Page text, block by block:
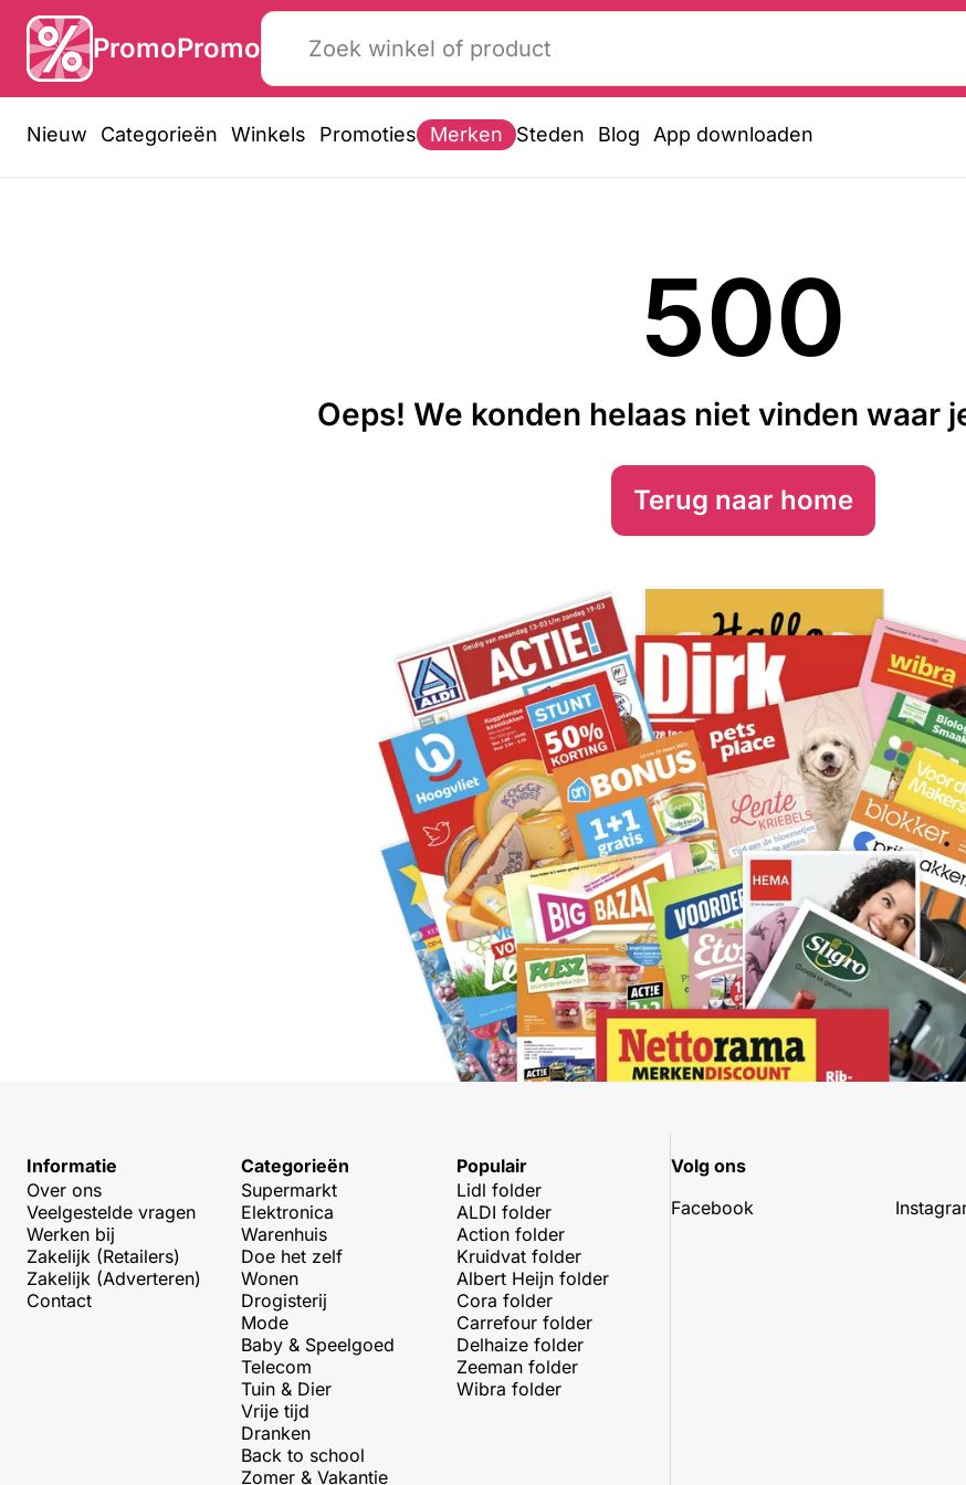
PromoPromo
Nieuw Categorieën Winkels Promoties Merken Steden Blog App downloaden
500
Oeps! We konden helaas niet vinden waar
Terug naar home
Informatie
Over ons
Veelgestelde vragen
Werken bij
Zakelijk (Retailers)
Zakelijk (Adverteren)
Contact
Categorieën
Supermarkt
Elektronica
Warenhuis
Doe het zelf
Wonen
Drogisterij
Mode
Baby & Speelgoed
Telecom
Tuin & Dier
Vrije tijd
Dranken
Back to school
Zomer & Vakantie
Populair
Lidl folder
ALDI folder
Action folder
Kruidvat folder
Albert Heijn folder
Cora folder
Carrefour folder
Delhaize folder
Zeeman folder
Wibra folder
Volg ons
Facebook